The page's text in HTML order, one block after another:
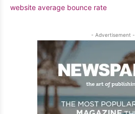
website average bounce rate
- Advertisement -